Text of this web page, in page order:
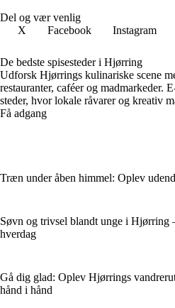
Del og vær venlig
X
Facebook Instagram
De bedste spisesteder i Hjørring
Udforsk Hjørrings kulinariske scene
restauranter, caféer og madmarkeder.
steder, hvor lokale råvarer og kreativ
Få adgang
Træn under åben himmel: Oplev
Søvn og trivsel blandt unge i Hjørring
hverdag
Gå dig glad: Oplev Hjørrings
hånd i hånd